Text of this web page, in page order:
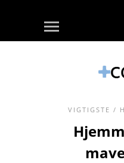
VIGTIGSTE /